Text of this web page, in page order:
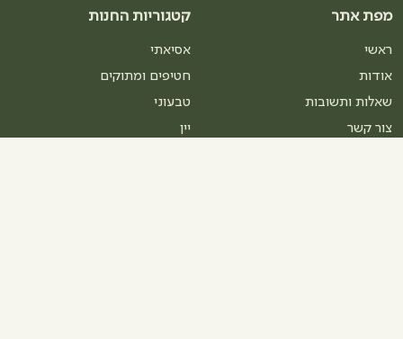
מפת אתר
ראשי
אודות
שאלות ותשובות
צור קשר
קטגוריות החנות
אסיאתי
חטיפים ומתוקים
טבעוני
יין